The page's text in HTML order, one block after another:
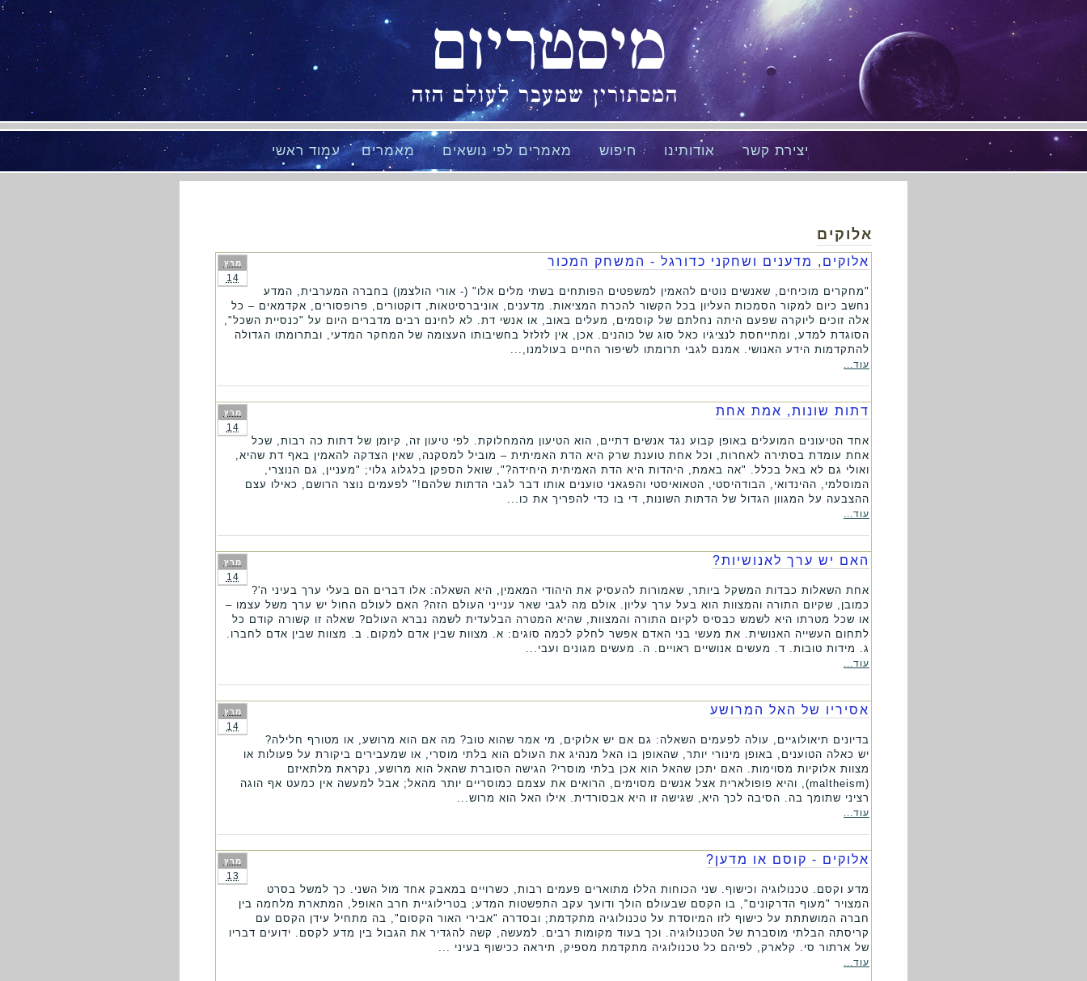
מיסטריום
המסתורין שמעבר לעולם הזה
עמוד ראשי מאמרים מאמרים לפי נושאים חיפוש אודותינו יצירת קשר
אלוקים
מרץ
14
אלוקים, מדענים ושחקני כדורגל - המשחק המכור
"מחקרים מוכיחים, שאנשים נוטים להאמין למשפטים הפותחים בשתי מלים אלו" (- אורי הולצמן) בחברה המערבית, המדע
נחשב כיום למקור הסמכות העליון בכל הקשור להכרת המציאות. מדענים, אוניברסיטאות, דוקטורים, פרופסורים, אקדמאים – כל
אלה זוכים ליוקרה שפעם היתה נחלתם של קוסמים, מעלים באוב, או אנשי דת. לא לחינם רבים מדברים היום על "כנסיית השכל",
הסוגדת למדע, ומתייחסת לנציגיו כאל סוג של כוהנים. אכן, אין לזלזל בחשיבותו העצומה של המחקר המדעי, ובתרומתו הגדולה
להתקדמות הידע האנושי. אמנם לגבי תרומתו לשיפור החיים בעולמנו,...
עוד...
מרץ
14
דתות שונות, אמת אחת
אחד הטיעונים המועלים באופן קבוע נגד אנשים דתיים, הוא הטיעון מהמחלוקת. לפי טיעון זה, קיומן של דתות כה רבות, שכל
אחת עומדת בסתירה לאחרות, וכל אחת טוענת שרק היא הדת האמיתית – מוביל למסקנה, שאין הצדקה להאמין באף דת שהיא,
ואולי גם לא באל בכלל. "אה באמת, היהדות היא הדת האמיתית היחידה?", שואל הספקן בלגלוג גלוי; "מעניין, גם הנוצרי,
המוסלמי, ההינדואי, הבודהיסטי, הטאואיסטי והפגאני טוענים אותו דבר לגבי הדתות שלהם!" לפעמים נוצר הרושם, כאילו עצם
ההצבעה על המגוון הגדול של הדתות השונות, די בו כדי להפריך את כו...
עוד...
מרץ
14
האם יש ערך לאנושיות?
אחת השאלות כבדות המשקל ביותר, שאמורות להעסיק את היהודי המאמין, היא השאלה: אלו דברים הם בעלי ערך בעיני ה'?
כמובן, שקיום התורה והמצוות הוא בעל ערך עליון. אולם מה לגבי שאר ענייני העולם הזה? האם לעולם החול יש ערך משל עצמו –
או שכל מטרתו היא לשמש כבסיס לקיום התורה והמצוות, שהיא המטרה הבלעדית לשמה נברא העולם? שאלה זו קשורה קודם כל
לתחום העשייה האנושית. את מעשי בני האדם אפשר לחלק לכמה סוגים: א. מצוות שבין אדם למקום. ב. מצוות שבין אדם לחברו.
ג. מידות טובות. ד. מעשים אנושיים ראויים. ה. מעשים מגונים ועבי...
עוד...
מרץ
14
אסיריו של האל המרושע
בדיונים תיאולוגיים, עולה לפעמים השאלה: גם אם יש אלוקים, מי אמר שהוא טוב? מה אם הוא מרושע, או מטורף חלילה?
יש כאלה הטוענים, באופן מינורי יותר, שהאופן בו האל מנהיג את העולם הוא בלתי מוסרי, או שמעבירים ביקורת על פעולות או
מצוות אלוקיות מסוימות. האם יתכן שהאל הוא אכן בלתי מוסרי? הגישה הסוברת שהאל הוא מרושע, נקראת מלתאיזם
(maltheism), והיא פופולארית אצל אנשים מסוימים, הרואים את עצמם כמוסריים יותר מהאל; אבל למעשה אין כמעט אף הוגה
רציני שתומך בה. הסיבה לכך היא, שגישה זו היא אבסורדית. אילו האל הוא מרוש...
עוד...
מרץ
13
אלוקים - קוסם או מדען?
מדע וקסם. טכנולוגיה וכישוף. שני הכוחות הללו מתוארים פעמים רבות, כשרויים במאבק אחד מול השני. כך למשל בסרט
המצויר "מעוף הדרקונים", בו הקסם שבעולם הולך ודועך עקב התפשטות המדע; בטרילוגיית חרב האופל, המתארת מלחמה בין
חברה המושתתת על כישוף לזו המיוסדת על טכנולוגיה מתקדמת; ובסדרה "אבירי האור הקסום", בה מתחיל עידן הקסם עם
קריסתה הבלתי מוסברת של הטכנולוגיה. וכך בעוד מקומות רבים. למעשה, קשה להגדיר את הגבול בין מדע לקסם. ידועים דבריו
של ארתור סי. קלארק, לפיהם כל טכנולוגיה מתקדמת מספיק, תיראה ככישוף בעיני ...
עוד...